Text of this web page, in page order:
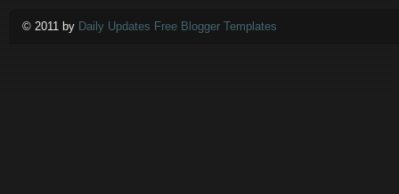
© 2011 by Daily Updates Free Blogger Templates